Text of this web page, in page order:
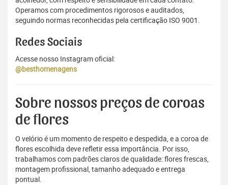
Operamos com procedimentos rigorosos e auditados,
seguindo normas reconhecidas pela certificação ISO 9001.
Redes Sociais
Acesse nosso Instagram oficial:
@besthomenagens
Sobre nossos preços de coroas
de flores
O velório é um momento de respeito e despedida, e a coroa de
flores escolhida deve refletir essa importância. Por isso,
trabalhamos com padrões claros de qualidade: flores frescas,
montagem profissional, tamanho adequado e entrega
pontual.